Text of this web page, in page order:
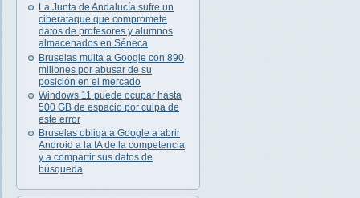
La Junta de Andalucía sufre un
ciberataque que compromete
datos de profesores y alumnos
almacenados en Séneca
Bruselas multa a Google con 890
millones por abusar de su
posición en el mercado
Windows 11 puede ocupar hasta
500 GB de espacio por culpa de
este error
Bruselas obliga a Google a abrir
Android a la IA de la competencia
y a compartir sus datos de
búsqueda